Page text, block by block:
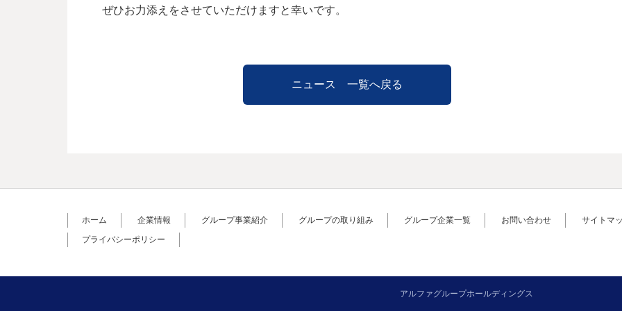
ぜひお力添えをさせていただけますと幸いです。
ニュース 一覧へ戻る
ホーム 企業情報 グループ事業紹介 グループの取り組み グループ企業一覧 お問い合わせ
サイトマ
プライバシーポリシー
アルファグループホールディングス